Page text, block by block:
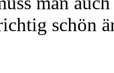
schön